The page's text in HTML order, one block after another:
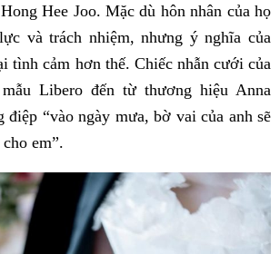
Hee Joo. Mặc dù hôn nhân của họ
và trách nhiệm, nhưng ý nghĩa của
tình cảm hơn thế. Chiếc nhẫn cưới của
Libero đến từ thương hiệu Anna
điệp “vào ngày mưa, bờ vai của anh sẽ
em”.